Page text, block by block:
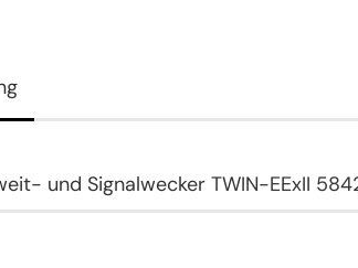
und Signalwecker TWIN-EExII